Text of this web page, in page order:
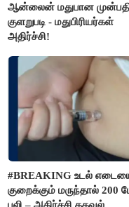
ஆன்லைன் மதுபான
குளறுபடி - மதுபிரியர்கள்
அதிர்ச்சி!
#BREAKING உடல்
குறைக்கும் மருந்தால் 200
பலி – அதிர்ச்சி தகவல்